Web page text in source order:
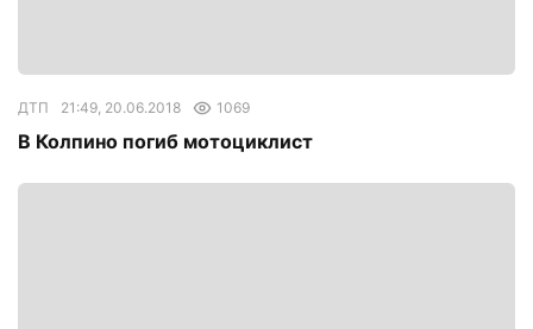
ДТП 21:49, 20.06.2018 1069
В Колпино погиб мотоциклист